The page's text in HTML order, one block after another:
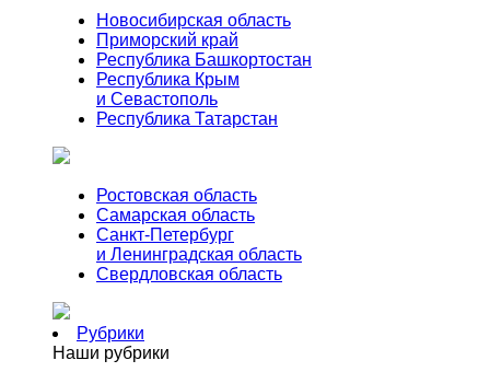
Новосибирская область
Приморский край
Республика Башкортостан
Республика Крым
и Севастополь
Республика Татарстан
Ростовская область
Самарская область
Санкт-Петербург
и Ленинградская область
Свердловская область
Рубрики
Наши рубрики